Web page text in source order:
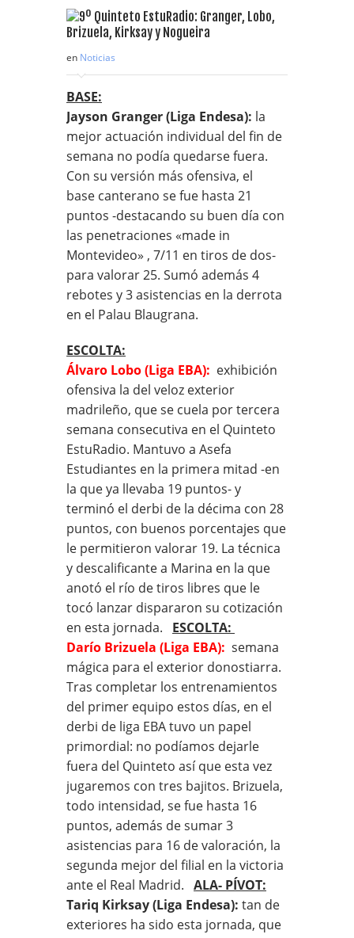
en Noticias
BASE:
Jayson Granger (Liga Endesa): la
mejor actuación individual del fin de
semana no podía quedarse fuera.
Con su versión más ofensiva, el
base canterano se fue hasta 21
puntos -destacando su buen día con
las penetraciones «made in
Montevideo» , 7/11 en tiros de dos-
para valorar 25. Sumó además 4
rebotes y 3 asistencias en la derrota
en el Palau Blaugrana.
ESCOLTA:
Álvaro Lobo (Liga EBA): exhibición
ofensiva la del veloz exterior
madrileño, que se cuela por tercera
semana consecutiva en el Quinteto
EstuRadio. Mantuvo a Asefa
Estudiantes en la primera mitad -en
la que ya llevaba 19 puntos- y
terminó el derbi de la décima con 28
puntos, con buenos porcentajes que
le permitieron valorar 19. La técnica
y descalificante a Marina en la que
anotó el río de tiros libres que le
tocó lanzar dispararon su cotización
en esta jornada. ESCOLTA:
Darío Brizuela (Liga EBA): semana
mágica para el exterior donostiarra.
Tras completar los entrenamientos
del primer equipo estos días, en el
derbi de liga EBA tuvo un papel
primordial: no podíamos dejarle
fuera del Quinteto así que esta vez
jugaremos con tres bajitos. Brizuela,
todo intensidad, se fue hasta 16
puntos, además de sumar 3
asistencias para 16 de valoración, la
segunda mejor del filial en la victoria
ante el Real Madrid. ALA- PÍVOT:
Tariq Kirksay (Liga Endesa): tan de
exteriores ha sido esta jornada, que